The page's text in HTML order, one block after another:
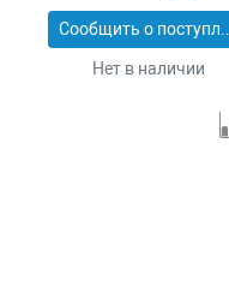
Нет в наличии